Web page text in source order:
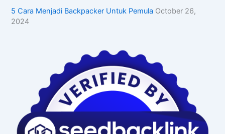
5 Cara Menjadi Backpacker Untuk Pemula October 26,
2024